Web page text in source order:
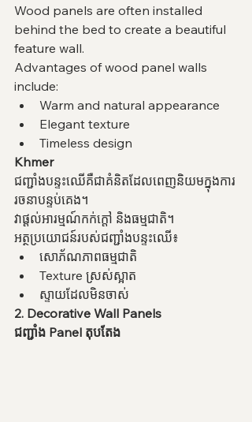
Wood panels are often installed
behind the bed to create a beautiful
feature wall.
Advantages of wood panel walls
include:
Warm and natural appearance
Elegant texture
Timeless design
Khmer
ជញ្ជាំងបន្ទះឈើគឺជាគំនិតដែលពេញនិយមក្នុងការ
រចនាបន្ទប់គេង។
វាផ្តល់អារម្មណ៍កក់ក្តៅ និងធម្មជាតិ។
អត្ថប្រយោជន៍របស់ជញ្ជាំងបន្ទះឈើ៖
សោភ័ណភាពធម្មជាតិ
Texture ស្រស់ស្អាត
ស្ទាយដែលមិនចាស់
2. Decorative Wall Panels
ជញ្ជាំង Panel តុបតែង